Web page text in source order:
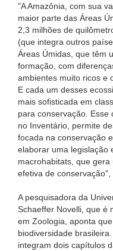
"A Amazônia, com sua
maior parte das Áreas
2,3 milhões de
(que integra outros
Áreas Úmidas, que têm
formação, com
ambientes muito ricos e
E cada um desses
mais sofisticada em
para conservação.
no Inventário, permite
focada na conservação
elaborar uma legislação
macrohabitats, que
efetiva de conservação",
A pesquisadora da
Schaeffer Novelli, que é
em Zoologia, aponta
biodiversidade
integram dois capítulos